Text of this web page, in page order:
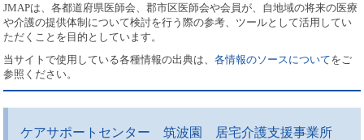
JMAPは、各都道府県医師会、郡市区医師会や会員が、自地域の将来の医療
や介護の提供体制について検討を行う際の参考、ツールとして活用してい
ただくことを目的としています。
当サイトで使用している各種情報の出典は、各情報のソースについてをご
参照ください。
ケアサポートセンター 筑波園 居宅介護支援事業所